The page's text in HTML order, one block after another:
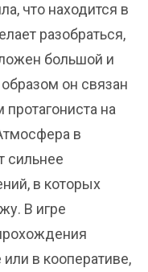
что находится в
разобраться,
большой и
он связан
на
в
сильнее
в которых
В игре
в кооперативе,